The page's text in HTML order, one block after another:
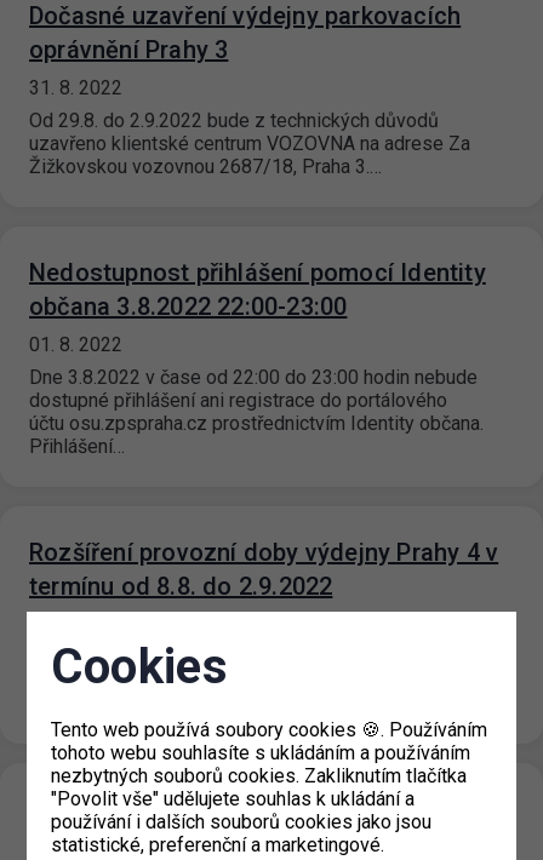
Dočasné uzavření výdejny parkovacích
oprávnění Prahy 3
31. 8. 2022
Od 29.8. do 2.9.2022 bude z technických důvodů
uzavřeno klientské centrum VOZOVNA na adrese Za
Žižkovskou vozovnou 2687/18, Praha 3.…
Nedostupnost přihlášení pomocí Identity
občana 3.8.2022 22:00-23:00
01. 8. 2022
Dne 3.8.2022 v čase od 22:00 do 23:00 hodin nebude
dostupné přihlášení ani registrace do portálového
účtu osu.zpspraha.cz prostřednictvím Identity občana.
Přihlášení…
Rozšíření provozní doby výdejny Prahy 4 v
termínu od 8.8. do 2.9.2022
Od 08.08. do 02.09.2022 dojde k rozšíření otevírací doby
výdejny parkovacích oprávnění Prahy 4 na pracovišti
Dočasné uzavření výdejny KC Vozovna pro
Prahu 3
Cookies
Tento web používá soubory cookies 🍪. Používáním
tohoto webu souhlasíte s ukládáním a používáním
nezbytných souborů cookies. Zakliknutím tlačítka
"Povolit vše" udělujete souhlas k ukládání a
používání i dalších souborů cookies jako jsou
statistické, preferenční a marketingové.